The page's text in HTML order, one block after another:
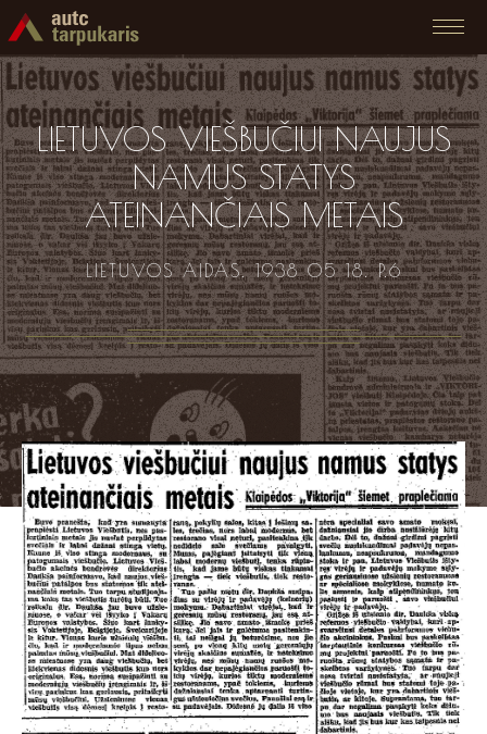
LIETUVOS VIEŠBUČIUI NAUJUS
NAMUS STATYS
ATEINANČIAIS METAIS
LIETUVOS AIDAS. 1938 05 18. P.6